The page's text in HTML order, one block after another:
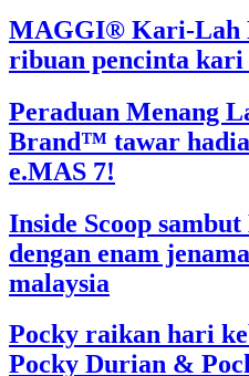
MAGGI® Kari-Lah
ribuan pencinta
Peraduan Menang
Brand™ tawar
e.MAS 7!
Inside Scoop
dengan enam
malaysia
Pocky raikan hari
Pocky Durian &